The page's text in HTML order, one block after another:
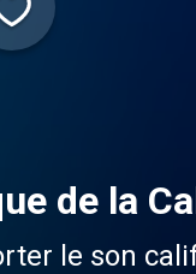
de la
le son